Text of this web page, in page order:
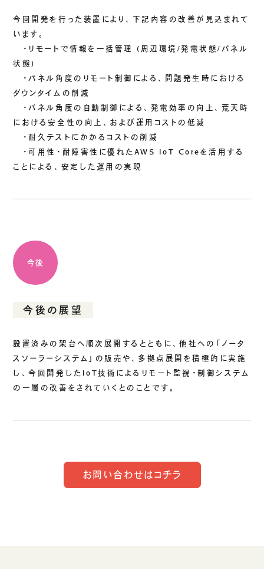
今回開発を行った装置により、下記内容の改善が見込まれて
います。
・リモートで情報を一括管理 (周辺環境/発電状態/パネル
状態)
・パネル角度のリモート制御による、問題発生時における
ダウンタイムの削減
・パネル角度の自動制御による、発電効率の向上、荒天時
における安全性の向上、および運用コストの低減
・耐久テストにかかるコストの削減
・可用性・耐障害性に優れたAWS IoT Coreを活用する
ことによる、安定した運用の実現
今後
今後の展望
設置済みの架台へ順次展開するとともに、他社への「ノータ
スソーラーシステム」の販売や、多拠点展開を積極的に実施
し、今回開発したIoT技術によるリモート監視・制御システム
の一層の改善をされていくとのことです。
お問い合わせはコチラ